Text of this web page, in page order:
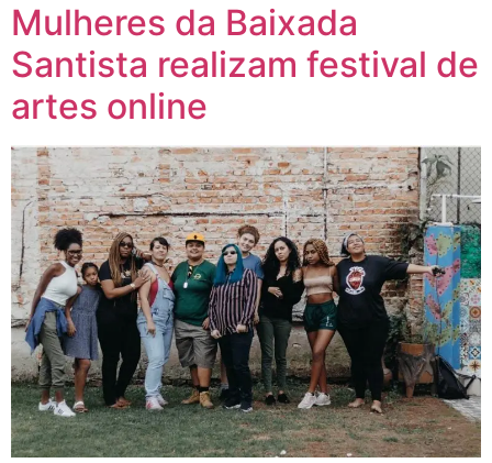
Mulheres da Baixada
Santista realizam festival de
artes online